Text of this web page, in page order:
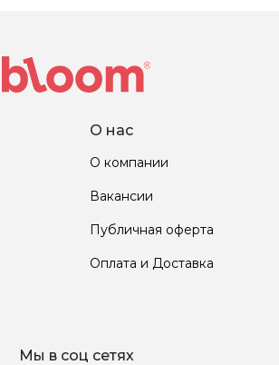
О нас
О компании
Вакансии
Публичная оферта
Оплата и Доставка
Мы в соц сетях